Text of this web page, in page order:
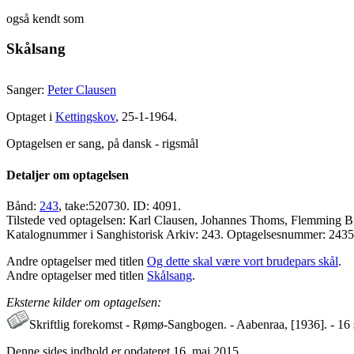
også kendt som
Skålsang
Sanger: Peter Clausen
Optaget i Kettingskov, 25-1-1964.
Optagelsen er sang, på dansk - rigsmål
Detaljer om optagelsen
Bånd: 243, take:520730. ID: 4091.
Tilstede ved optagelsen: Karl Clausen, Johannes Thoms, Flemming
Katalognummer i Sanghistorisk Arkiv: 243. Optagelsesnummer:
Andre optagelser med titlen Og dette skal være vort brudepars skål.
Andre optagelser med titlen Skålsang.
Eksterne kilder om optagelsen:
Skriftlig forekomst - Rømø-Sangbogen. - Aabenraa, [1936]. - 16
Denne sides indhold er opdateret 16. maj 2015.